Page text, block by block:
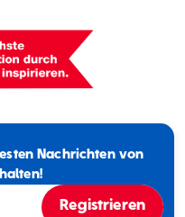
Nachrichten von
Registrieren